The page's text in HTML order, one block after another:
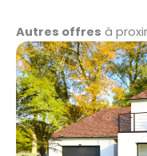
Autres offres à